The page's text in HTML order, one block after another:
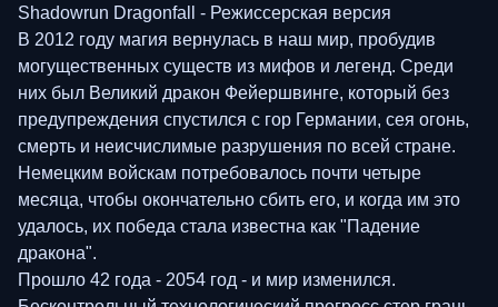
Shadowrun Dragonfall - Режиссерская версия
В 2012 году магия вернулась в наш мир, пробудив
могущественных существ из мифов и легенд. Среди
них был Великий дракон Фейершвинге, который без
предупреждения спустился с гор Германии, сея огонь,
смерть и неисчислимые разрушения по всей стране.
Немецким войскам потребовалось почти четыре
месяца, чтобы окончательно сбить его, и когда им это
удалось, их победа стала известна как "Падение
дракона".
Прошло 42 года - 2054 год - и мир изменился.